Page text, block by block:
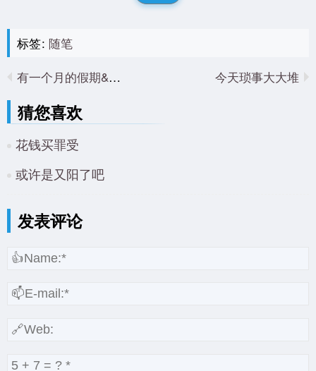
标签: 随笔
有一个月的假期&唠叨
今天琐事大大堆
猜您喜欢
花钱买罪受
或许是又阳了吧
发表评论